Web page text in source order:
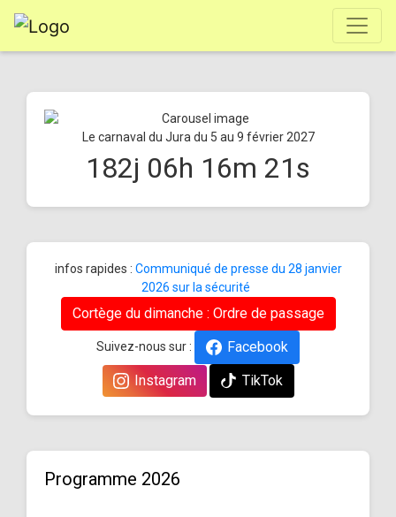
Le carnaval du Jura du 5 au 9 février 2027
182j 06h 16m 20s
infos rapides : Communiqué de presse du 28 janvier
2026 sur la sécurité
Cortège du dimanche : Ordre de passage
Suivez-nous sur :
Facebook
Instagram
TikTok
Programme 2026